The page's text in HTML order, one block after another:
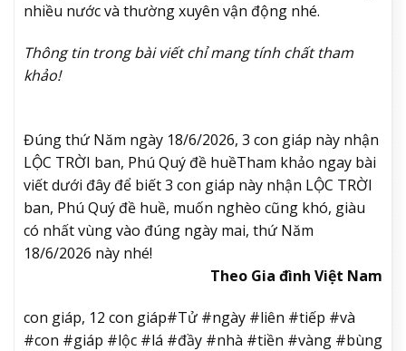
nhiều nước và thường xuyên vận động nhé.
Thông tin trong bài viết chỉ mang tính chất tham
khảo!
Đúng thứ Năm ngày 18/6/2026, 3 con giáp này nhận
LỘC TRỜI ban, Phú Quý đề huềTham khảo ngay bài
viết dưới đây để biết 3 con giáp này nhận LỘC TRỜI
ban, Phú Quý đề huề, muốn nghèo cũng khó, giàu
có nhất vùng vào đúng ngày mai, thứ Năm
18/6/2026 này nhé!
Theo Gia đình Việt Nam
con giáp, 12 con giáp#Tử #ngày #liên #tiếp #và
#con #giáp #lộc #lá #đầy #nhà #tiền #vàng #bùng